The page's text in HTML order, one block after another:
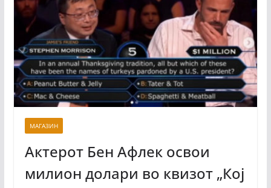
МАГАЗИН
Актерот Бен Афлек освои
милион долари во квизот „Кој